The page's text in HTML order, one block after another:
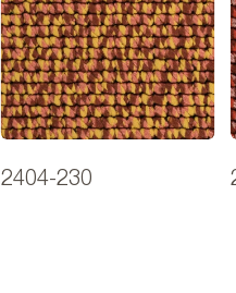
2404-230